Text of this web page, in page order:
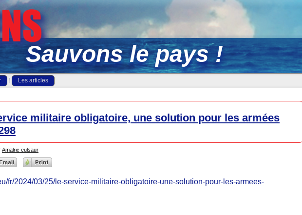
Sauvons le pays !
Les articles
militaire obligatoire, une solution pour les armées
Amalric eulsaur
fr/2024/03/25/le-service-militaire-obligatoire-une-solution-pour-les-armees-